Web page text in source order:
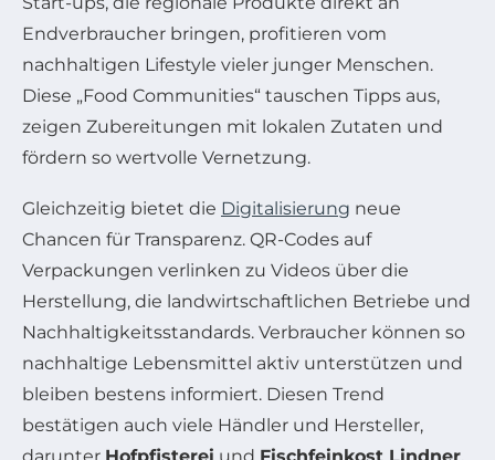
Endverbraucher bringen, profitieren vom
nachhaltigen Lifestyle vieler junger Menschen.
Diese „Food Communities“ tauschen Tipps aus,
zeigen Zubereitungen mit lokalen Zutaten und
fördern so wertvolle Vernetzung.
Gleichzeitig bietet die Digitalisierung neue
Chancen für Transparenz. QR-Codes auf
Verpackungen verlinken zu Videos über die
Herstellung, die landwirtschaftlichen Betriebe und
Nachhaltigkeitsstandards. Verbraucher können so
nachhaltige Lebensmittel aktiv unterstützen und
bleiben bestens informiert. Diesen Trend
bestätigen auch viele Händler und Hersteller,
darunter Hofpfisterei und Fischfeinkost Lindner.